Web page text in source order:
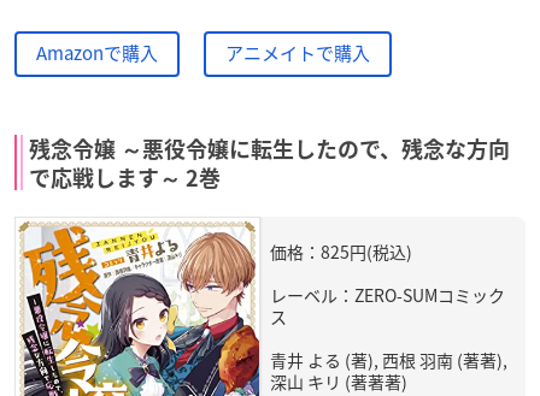
Amazonで購入 アニメイトで購入
残念令嬢 ～悪役令嬢に転生したので、残念な方向
で応戦します～ 2巻
価格：825円(税込)
レーベル：ZERO-SUMコミック
ス
青井 よる (著), 西根 羽南 (著著),
深山 キリ (著著著)